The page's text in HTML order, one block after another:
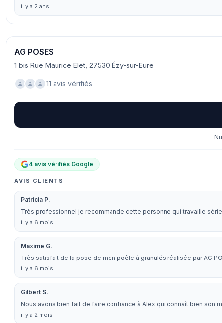
il y a 2 ans
AG POSES
1 bis Rue Maurice Elet, 27530 Ézy-sur-Eure
11 avis vérifiés
4 avis vérifiés Google
AVIS CLIENTS
Patricia P.
Très professionnel je recommande cette personne qui travaille
il y a 6 mois
Maxime G.
Très satisfait de la pose de mon poêle à granulés réalisée par AG
il y a 6 mois
Gilbert S.
Nous avons bien fait de faire confiance à Alex qui connaît bien son
il y a 2 mois